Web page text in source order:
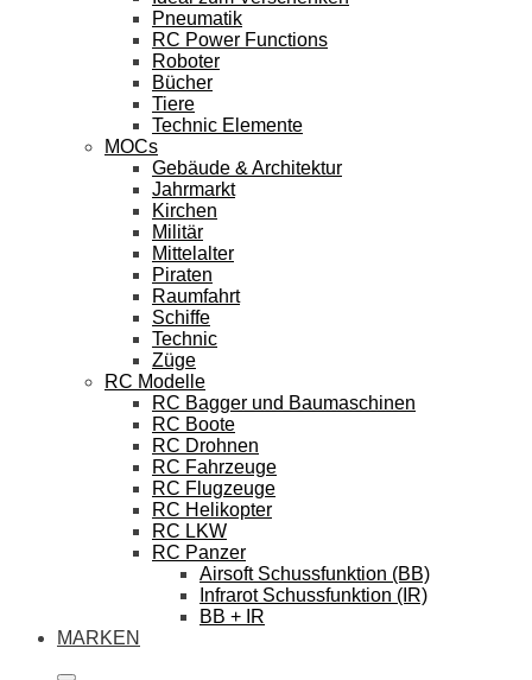
Pneumatik
RC Power Functions
Roboter
Bücher
Tiere
Technic Elemente
MOCs
Gebäude & Architektur
Jahrmarkt
Kirchen
Militär
Mittelalter
Piraten
Raumfahrt
Schiffe
Technic
Züge
RC Modelle
RC Bagger und Baumaschinen
RC Boote
RC Drohnen
RC Fahrzeuge
RC Flugzeuge
RC Helikopter
RC LKW
RC Panzer
Airsoft Schussfunktion (BB)
Infrarot Schussfunktion (IR)
BB + IR
MARKEN